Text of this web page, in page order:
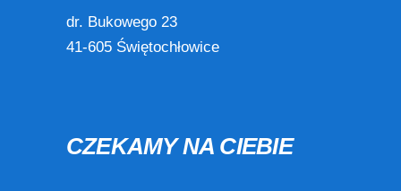
dr. Bukowego 23
41-605 Świętochłowice
CZEKAMY NA CIEBIE